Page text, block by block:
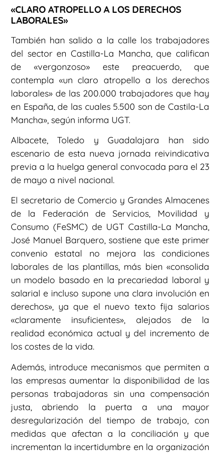
«CLARO ATROPELLO A LOS DERECHOS
LABORALES»
También han salido a la calle los trabajadores
del sector en Castilla-La Mancha, que califican
de «vergonzoso» este preacuerdo, que
contempla «un claro atropello a los derechos
laborales» de las 200.000 trabajadores que hay
en España, de las cuales 5.500 son de Castila-La
Mancha», según informa UGT.
Albacete, Toledo y Guadalajara han sido
escenario de esta nueva jornada reivindicativa
previa a la huelga general convocada para el 23
de mayo a nivel nacional.
El secretario de Comercio y Grandes Almacenes
de la Federación de Servicios, Movilidad y
Consumo (FeSMC) de UGT Castilla-La Mancha,
José Manuel Barquero, sostiene que este primer
convenio estatal no mejora las condiciones
laborales de las plantillas, más bien «consolida
un modelo basado en la precariedad laboral y
salarial e incluso supone una clara involución en
derechos», ya que el nuevo texto fija salarios
«claramente insuficientes», alejados de la
realidad económica actual y del incremento de
los costes de la vida.
Además, introduce mecanismos que permiten a
las empresas aumentar la disponibilidad de las
personas trabajadoras sin una compensación
justa, abriendo la puerta a una mayor
desregularización del tiempo de trabajo, con
medidas que afectan a la conciliación y que
incrementan la incertidumbre en la organización